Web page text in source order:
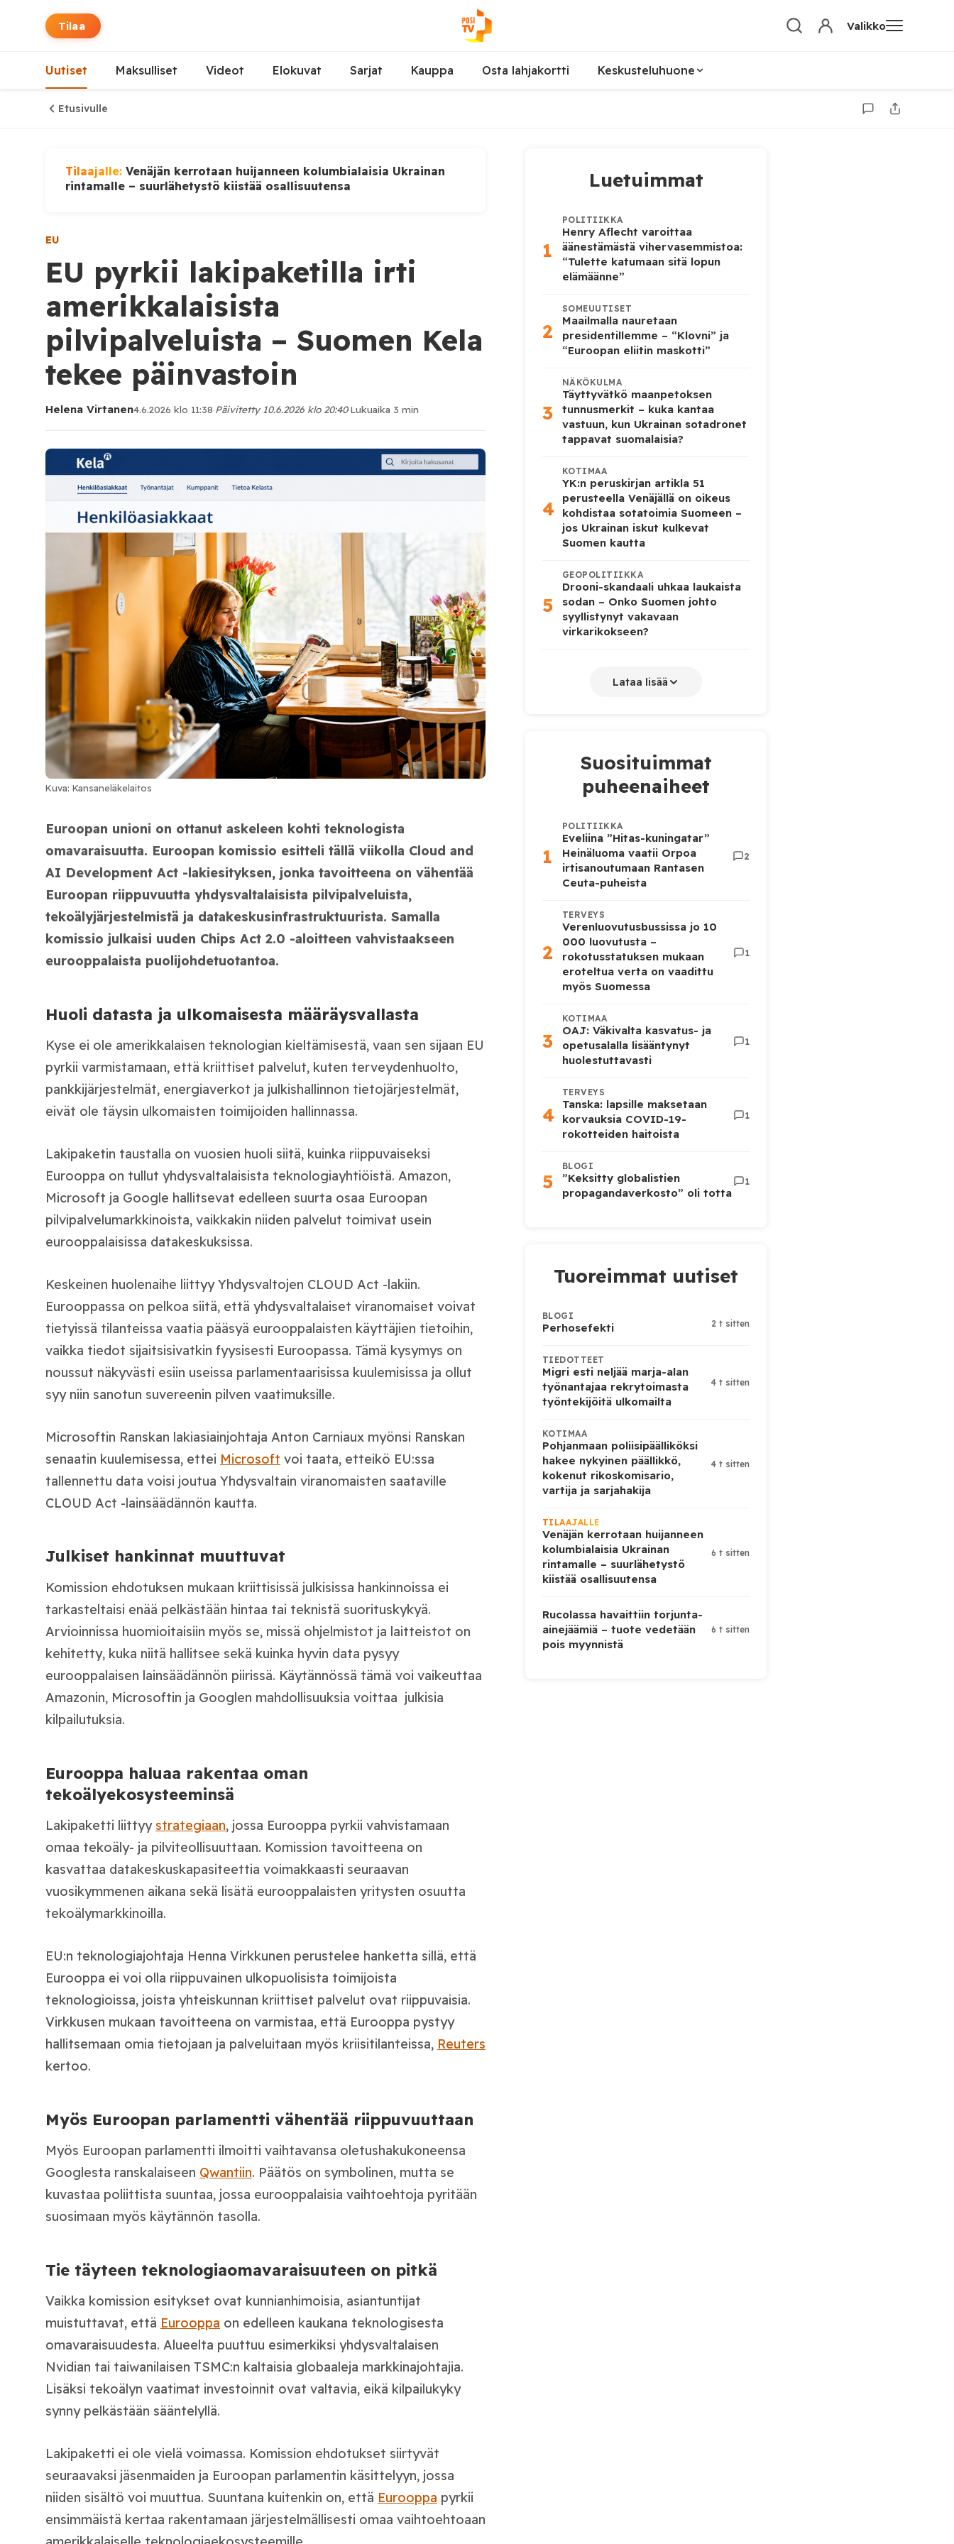
Tilaa Valikko
Uutiset Maksulliset Videot Elokuvat Sarjat Kauppa Osta lahjakortti Keskusteluhuone
Etusivulle
Tilaajalle: Venäjän kerrotaan huijanneen kolumbialaisia Ukrainan
rintamalle – suurlähetystö kiistää osallisuutensa
EU
EU pyrkii lakipaketilla irti
amerikkalaisista
pilvipalveluista – Suomen Kela
tekee päinvastoin
Helena Virtanen4.6.2026 klo 11:38·Päivitetty 10.6.2026 klo 20:40·Lukuaika 3 min
Kuva: Kansaneläkelaitos
Euroopan unioni on ottanut askeleen kohti teknologista
omavaraisuutta. Euroopan komissio esitteli tällä viikolla Cloud and
AI Development Act -lakiesityksen, jonka tavoitteena on vähentää
Euroopan riippuvuutta yhdysvaltalaisista pilvipalveluista,
tekoälyjärjestelmistä ja datakeskusinfrastruktuurista. Samalla
komissio julkaisi uuden Chips Act 2.0 -aloitteen vahvistaakseen
eurooppalaista puolijohdetuotantoa.
Huoli datasta ja ulkomaisesta määräysvallasta
Kyse ei ole amerikkalaisen teknologian kieltämisestä, vaan sen sijaan EU
pyrkii varmistamaan, että kriittiset palvelut, kuten terveydenhuolto,
pankkijärjestelmät, energiaverkot ja julkishallinnon tietojärjestelmät,
eivät ole täysin ulkomaisten toimijoiden hallinnassa.
Lakipaketin taustalla on vuosien huoli siitä, kuinka riippuvaiseksi
Eurooppa on tullut yhdysvaltalaisista teknologiayhtiöistä. Amazon,
Microsoft ja Google hallitsevat edelleen suurta osaa Euroopan
pilvipalvelumarkkinoista, vaikkakin niiden palvelut toimivat usein
eurooppalaisissa datakeskuksissa.
Keskeinen huolenaihe liittyy Yhdysvaltojen CLOUD Act -lakiin.
Eurooppassa on pelkoa siitä, että yhdysvaltalaiset viranomaiset voivat
tietyissä tilanteissa vaatia pääsyä eurooppalaisten käyttäjien tietoihin,
vaikka tiedot sijaitsisivatkin fyysisesti Euroopassa. Tämä kysymys on
noussut näkyvästi esiin useissa parlamentaarisissa kuulemisissa ja ollut
syy niin sanotun suvereenin pilven vaatimuksille.
Microsoftin Ranskan lakiasiainjohtaja Anton Carniaux myönsi Ranskan
senaatin kuulemisessa, ettei Microsoft voi taata, etteikö EU:ssa
tallennettu data voisi joutua Yhdysvaltain viranomaisten saataville
CLOUD Act -lainsäädännön kautta.
Julkiset hankinnat muuttuvat
Komission ehdotuksen mukaan kriittisissä julkisissa hankinnoissa ei
tarkasteltaisi enää pelkästään hintaa tai teknistä suorituskykyä.
Arvioinnissa huomioitaisiin myös se, missä ohjelmistot ja laitteistot on
kehitetty, kuka niitä hallitsee sekä kuinka hyvin data pysyy
eurooppalaisen lainsäädännön piirissä. Käytännössä tämä voi vaikeuttaa
Amazonin, Microsoftin ja Googlen mahdollisuuksia voittaa julkisia
kilpailutuksia.
Eurooppa haluaa rakentaa oman
tekoälyekosysteeminsä
Lakipaketti liittyy strategiaan, jossa Eurooppa pyrkii vahvistamaan
omaa tekoäly- ja pilviteollisuuttaan. Komission tavoitteena on
kasvattaa datakeskuskapasiteettia voimakkaasti seuraavan
vuosikymmenen aikana sekä lisätä eurooppalaisten yritysten osuutta
tekoälymarkkinoilla.
EU:n teknologiajohtaja Henna Virkkunen perustelee hanketta sillä, että
Eurooppa ei voi olla riippuvainen ulkopuolisista toimijoista
teknologioissa, joista yhteiskunnan kriittiset palvelut ovat riippuvaisia.
Virkkusen mukaan tavoitteena on varmistaa, että Eurooppa pystyy
hallitsemaan omia tietojaan ja palveluitaan myös kriisitilanteissa, Reuters
kertoo.
Myös Euroopan parlamentti vähentää riippuvuuttaan
Myös Euroopan parlamentti ilmoitti vaihtavansa oletushakukoneensa
Googlesta ranskalaiseen Qwantiin. Päätös on symbolinen, mutta se
kuvastaa poliittista suuntaa, jossa eurooppalaisia vaihtoehtoja pyritään
suosimaan myös käytännön tasolla.
Tie täyteen teknologiaomavaraisuuteen on pitkä
Vaikka komission esitykset ovat kunnianhimoisia, asiantuntijat
muistuttavat, että Eurooppa on edelleen kaukana teknologisesta
omavaraisuudesta. Alueelta puuttuu esimerkiksi yhdysvaltalaisen
Nvidian tai taiwanilaisen TSMC:n kaltaisia globaaleja markkinajohtajia.
Lisäksi tekoälyn vaatimat investoinnit ovat valtavia, eikä kilpailukyky
synny pelkästään sääntelyllä.
Lakipaketti ei ole vielä voimassa. Komission ehdotukset siirtyvät
seuraavaksi jäsenmaiden ja Euroopan parlamentin käsittelyyn, jossa
niiden sisältö voi muuttua. Suuntana kuitenkin on, että Eurooppa pyrkii
ensimmäistä kertaa rakentamaan järjestelmällisesti omaa vaihtoehtoaan
Luetuimmat
1
POLITIIKKA
Henry Aflecht varoittaa
äänestämästä vihervasemmistoa:
“Tulette katumaan sitä lopun
elämäänne”
2
SOMEUUTISET
Maailmalla nauretaan
presidentillemme – “Klovni” ja
“Euroopan eliitin maskotti”
3
NÄKÖKULMA
Täyttyvätkö maanpetoksen
tunnusmerkit – kuka kantaa
vastuun, kun Ukrainan sotadronet
tappavat suomalaisia?
4
KOTIMAA
YK:n peruskirjan artikla 51
perusteella Venäjällä on oikeus
kohdistaa sotatoimia Suomeen –
jos Ukrainan iskut kulkevat
Suomen kautta
5
GEOPOLITIIKKA
Drooni-skandaali uhkaa laukaista
sodan – Onko Suomen johto
syyllistynyt vakavaan
virkarikokseen?
Lataa lisää
Suosituimmat
puheenaiheet
1
POLITIIKKA
Eveliina ”Hitas-kuningatar”
Heinäluoma vaatii Orpoa
irtisanoutumaan Rantasen
Ceuta-puheista
2
2
TERVEYS
Verenluovutusbussissa jo 10
000 luovutusta –
rokotusstatuksen mukaan
eroteltua verta on vaadittu
myös Suomessa
1
3
KOTIMAA
OAJ: Väkivalta kasvatus- ja
opetusalalla lisääntynyt
huolestuttavasti
1
4
TERVEYS
Tanska: lapsille maksetaan
korvauksia COVID-19-
rokotteiden haitoista
1
5
BLOGI
”Keksitty globalistien
propagandaverkosto” oli totta
1
Tuoreimmat uutiset
BLOGI
Perhosefekti 2 t sitten
TIEDOTTEET
Migri esti neljää marja-alan
työnantajaa rekrytoimasta
työntekijöitä ulkomailta
4 t sitten
KOTIMAA
Pohjanmaan poliisipäälliköksi
hakee nykyinen päällikkö,
kokenut rikoskomisario,
vartija ja sarjahakija
4 t sitten
TILAAJALLE
Venäjän kerrotaan huijanneen
kolumbialaisia Ukrainan
rintamalle – suurlähetystö
kiistää osallisuutensa
6 t sitten
Rucolassa havaittiin torjunta-
ainejäämiä – tuote vedetään
pois myynnistä
6 t sitten